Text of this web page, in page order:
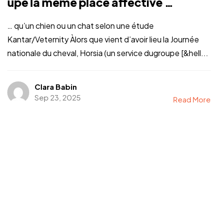
… qu’un chien ou un chat selon une étude
Kantar/Veternity Àlors que vient d’avoir lieu la Journée
nationale du cheval, Horsia (un service dugroupe [&hell...
Clara Babin
Sep 23, 2025
Read More